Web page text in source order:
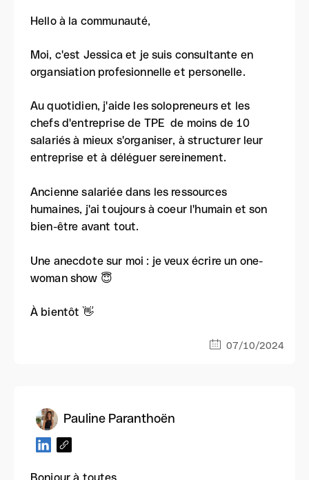
Hello à la communauté,
Moi, c'est Jessica et je suis consultante en
organsiation profesionnelle et personelle.
Au quotidien, j'aide les solopreneurs et les
chefs d'entreprise de TPE de moins de 10
salariés à mieux s'organiser, à structurer leur
entreprise et à déléguer sereinement.
Ancienne salariée dans les ressources
humaines, j'ai toujours à coeur l'humain et son
bien-être avant tout.
Une anecdote sur moi : je veux écrire un one-
woman show 😇
À bientôt 👋
07/10/2024
Pauline Paranthoën